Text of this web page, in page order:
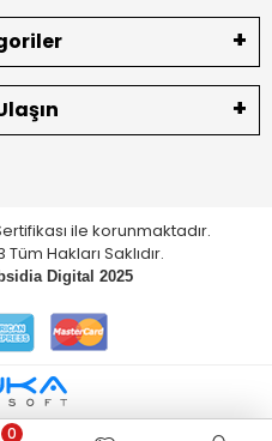
ile korunmaktadır.
Hakları Saklıdır.
Digital 2025
0